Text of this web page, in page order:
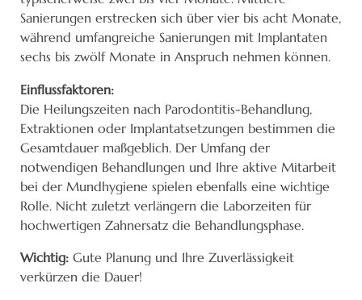
Sanierungen erstrecken sich über vier bis acht Monate,
während umfangreiche Sanierungen mit Implantaten
sechs bis zwölf Monate in Anspruch nehmen können.
Einflussfaktoren:
Die Heilungszeiten nach Parodontitis-Behandlung,
Extraktionen oder Implantatsetzungen bestimmen die
Gesamtdauer maßgeblich. Der Umfang der
notwendigen Behandlungen und Ihre aktive Mitarbeit
bei der Mundhygiene spielen ebenfalls eine wichtige
Rolle. Nicht zuletzt verlängern die Laborzeiten für
hochwertigen Zahnersatz die Behandlungsphase.
Wichtig: Gute Planung und Ihre Zuverlässigkeit
verkürzen die Dauer!